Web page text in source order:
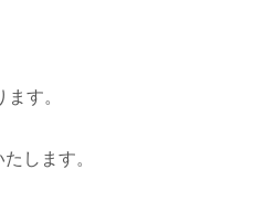
す。
します。